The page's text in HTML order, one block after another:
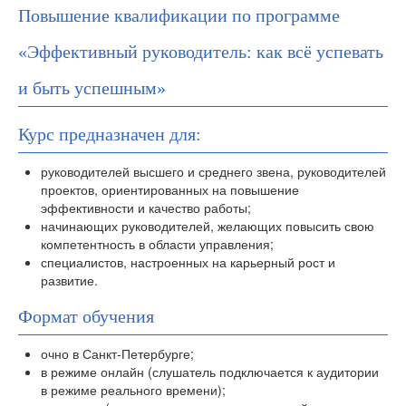
Повышение квалификации по программе
«Эффективный руководитель: как всё успевать
и быть успешным»
Курс предназначен для:
руководителей высшего и среднего звена, руководителей
проектов, ориентированных на повышение
эффективности и качество работы;
начинающих руководителей, желающих повысить свою
компетентность в области управления;
специалистов, настроенных на карьерный рост и
развитие.
Формат обучения
очно в Санкт-Петербурге;
в режиме онлайн (слушатель подключается к аудитории
в режиме реального времени);